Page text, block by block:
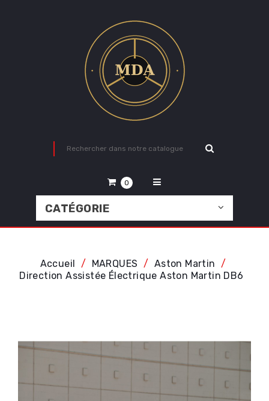
0
CATÉGORIE
Accueil MARQUES
Aston Martin
Direction Assistée Électrique Aston Martin DB6